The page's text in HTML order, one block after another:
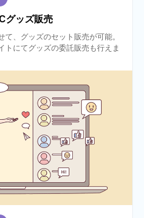
グッズ販売
、グッズのセット販売が可能。
トにてグッズの委託販売も行えま